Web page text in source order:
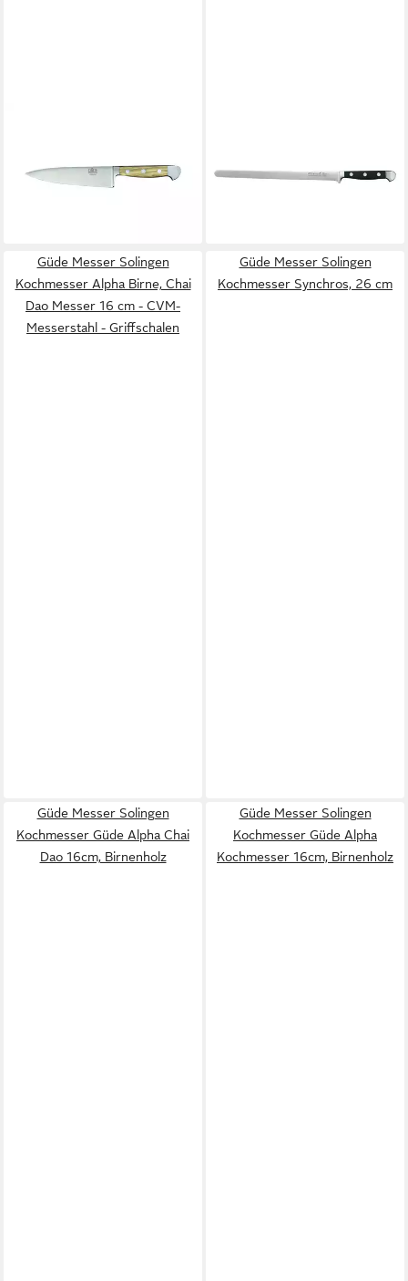
kleines Kochmesser, 16 cm
X805/16
160,00 €
Güde Messer Solingen
Kochmesser Alpha Birne, Chai
Dao Messer 16 cm - CVM-
Messerstahl - Griffschalen
Güde Messer Solingen
Kochmesser Synchros, 26 cm
Güde Messer Solingen
Kochmesser Güde Alpha Chai
Dao 16cm, Birnenholz
Güde Messer Solingen
Kochmesser Güde Alpha
Kochmesser 16cm, Birnenholz